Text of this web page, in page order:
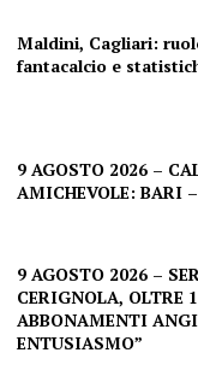
Maldini, Cagliari:
fantacalcio e
9 AGOSTO 2026 –
AMICHEVOLE: BARI
9 AGOSTO 2026 –
CERIGNOLA, OLTRE
ABBONAMENTI
ENTUSIASMO”